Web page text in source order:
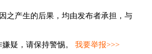
之产生的后果，均由发布者承担，与
疑，请保持警惕。 我要举报>>>